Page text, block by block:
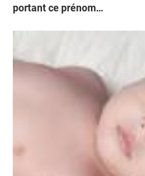
portant ce prénom…